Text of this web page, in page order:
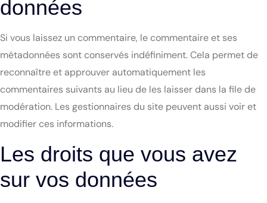
données
Si vous laissez un commentaire, le commentaire et ses
métadonnées sont conservés indéfiniment. Cela permet de
reconnaître et approuver automatiquement les
commentaires suivants au lieu de les laisser dans la file de
modération. Les gestionnaires du site peuvent aussi voir et
modifier ces informations.
Les droits que vous avez
sur vos données